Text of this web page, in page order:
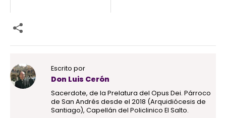
Escrito por
Don Luis Cerón
Sacerdote, de la Prelatura del Opus Dei. Párroco
de San Andrés desde el 2018 (Arquidiócesis de
Santiago), Capellán del Policlinico El Salto.